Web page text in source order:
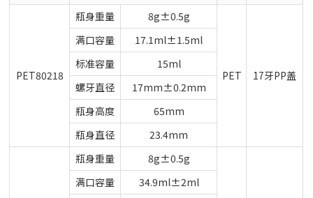
PET80218
瓶身重量 8g±0.5g
PET 17牙PP盖
满口容量
17.1ml±1.5ml
标准容量
15ml
螺牙直径
17mm±0.2mm
瓶身高度
65mm
瓶身直径
23.4mm
瓶身重量 8g±0.5g
满口容量
34.9ml±2ml